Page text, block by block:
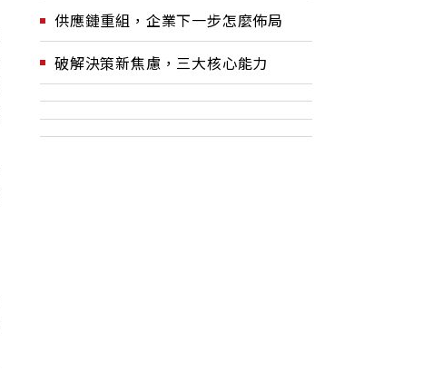
供應鏈重組，企業下一步怎麼佈局
破解決策新焦慮，三大核心能力